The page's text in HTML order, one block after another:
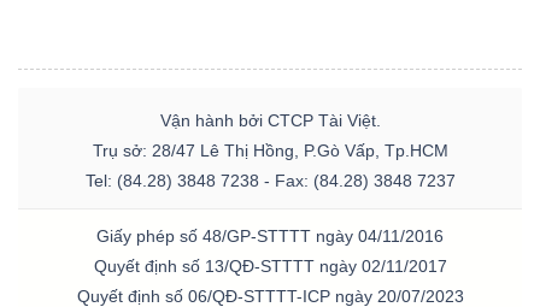
Vận hành bởi CTCP Tài Việt.
Trụ sở: 28/47 Lê Thị Hồng, P.Gò Vấp, Tp.HCM
Tel: (84.28) 3848 7238 - Fax: (84.28) 3848 7237
Giấy phép số 48/GP-STTTT ngày 04/11/2016
Quyết định số 13/QĐ-STTTT ngày 02/11/2017
Quyết định số 06/QĐ-STTTT-ICP ngày 20/07/2023